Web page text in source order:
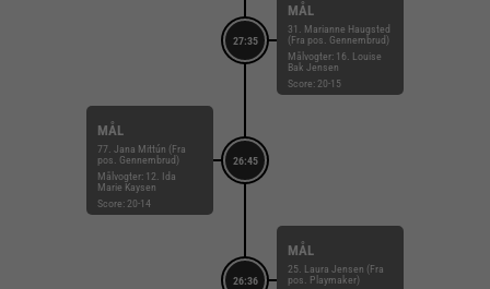
27:35
MÅL
31. Marianne Haugsted
(Fra pos. Gennembrud)
Målvogter: 16. Louise
Bak Jensen
Score: 20-15
26:45
MÅL
77. Jana Mittún (Fra
pos. Gennembrud)
Målvogter: 12. Ida
Marie Kaysen
Score: 20-14
26:36
MÅL
25. Laura Jensen (Fra
pos. Playmaker)